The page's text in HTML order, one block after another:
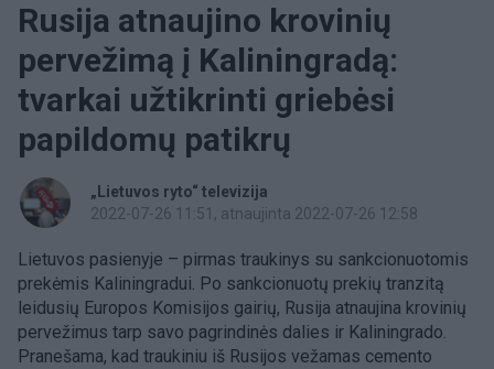
Rusija atnaujino krovinių
pervežimą į Kaliningradą:
tvarkai užtikrinti griebėsi
papildomų patikrų
„Lietuvos ryto“ televizija
2022-07-26 11:51 , atnaujinta 2022-07-26 12:58
Lietuvos pasienyje – pirmas traukinys su sankcionuotomis
prekėmis Kaliningradui. Po sankcionuotų prekių tranzitą
leidusių Europos Komisijos gairių, Rusija atnaujina krovinių
pervežimus tarp savo pagrindinės dalies ir Kaliningrado.
Pranešama, kad traukiniu iš Rusijos vežamas cemento